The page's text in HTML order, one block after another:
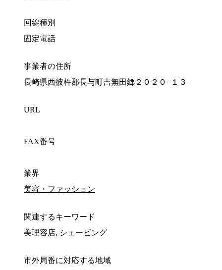
回線種別
固定電話
事業者の住所
長崎県西彼杵郡長与町吉無田郷２０２０−１３
URL
FAX番号
業界
美容・ファッション
関連するキーワード
美理容店, シェービング
市外局番に対応する地域